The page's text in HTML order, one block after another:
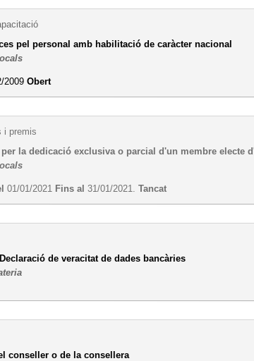
pel personal amb habilitació de caràcter nacional
2009Obert
i premis
la dedicació exclusiva o parcial d'un membre electe
01/01/2021 Fins al 31/01/2021.Tancat
de veracitat de dades bancàries
conseller o de la consellera